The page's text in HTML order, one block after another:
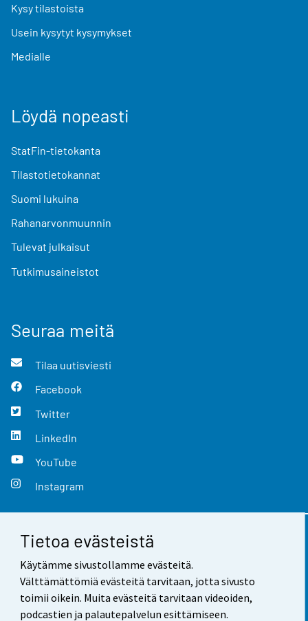
Tietoa evästeistä
Käytämme sivustollamme evästeitä.
Välttämättömiä evästeitä tarvitaan, jotta sivusto
toimii oikein. Muita evästeitä tarvitaan videoiden,
podcastien ja palautepalvelun esittämiseen.
Kysy tilastoista
Usein kysytyt kysymykset
Medialle
Löydä nopeasti
StatFin-tietokanta
Tilastotietokannat
Suomi lukuina
Rahanarvonmuunnin
Tulevat julkaisut
Tutkimusaineistot
Seuraa meitä
Tilaa uutisviesti
Facebook
Twitter
LinkedIn
YouTube
Instagram
Yhteystiedot
Palaute
Käyttöehdot